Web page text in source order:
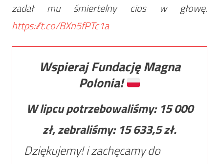
zadał mu śmiertelny cios w głowę.
https://t.co/BXn5fPTc1a
Wspieraj Fundację Magna
Polonia!
W lipcu potrzebowaliśmy: 15 000
zł, zebraliśmy: 15 633,5zł.
Dziękujemy! i zachęcamy do